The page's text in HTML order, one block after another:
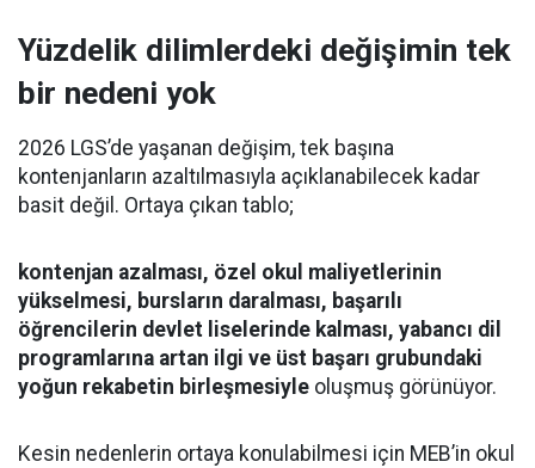
Yüzdelik dilimlerdeki değişimin tek
bir nedeni yok
2026 LGS’de yaşanan değişim, tek başına
kontenjanların azaltılmasıyla açıklanabilecek kadar
basit değil. Ortaya çıkan tablo;
kontenjan azalması, özel okul maliyetlerinin
yükselmesi, bursların daralması, başarılı
öğrencilerin devlet liselerinde kalması, yabancı dil
programlarına artan ilgi ve üst başarı grubundaki
yoğun rekabetin birleşmesiyle oluşmuş görünüyor.
Kesin nedenlerin ortaya konulabilmesi için MEB’in okul